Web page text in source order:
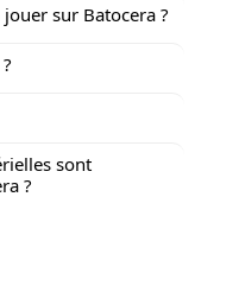
sur Batocera ?
sont
?